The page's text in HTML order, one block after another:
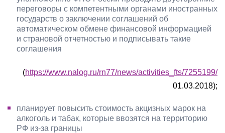
переговоры с компетентными органами иностранных
государств о заключении соглашений об
автоматическом обмене финансовой информацией
и страновой отчетностью и подписывать такие
соглашения
(https://www.nalog.ru/rn77/news/activities_fts/7255199/
01.03.2018);
планирует повысить стоимость акцизных марок на
алкоголь и табак, которые ввозятся на территорию
РФ из-за границы